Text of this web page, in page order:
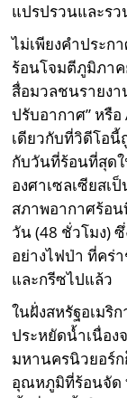
แปรปรวนและร
ไม่เพียงคำประก
ร้อนโจมตีภูมิภา
สื่อมวลชนรายงา
ปรับอากาศ” หรื
เดียวกับที่วิดีโอนี้
กับวันที่ร้อนที่สุด
องศาเซลเซียสเ
สภาพอากาศร้อ
วัน (48 ชั่วโมง)
อย่างไฟป่า ที่คร่
และกรีซไปแล้ว
ในฝั่งสหรัฐอเมริ
ประหยัดน้ำเนื่อ
มหานครนิวยอร์
อุณหภูมิที่ร้อนจัด